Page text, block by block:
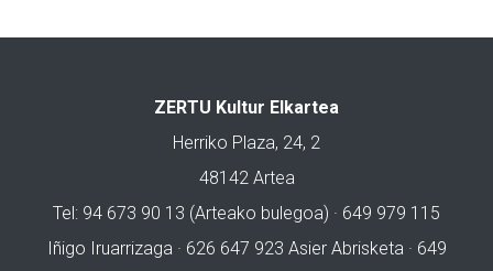
ZERTU Kultur Elkartea
Herriko Plaza, 24, 2
48142 Artea
Tel: 94 673 90 13 (Arteako bulegoa) · 649 979 115
Iñigo Iruarrizaga · 626 647 923 Asier Abrisketa · 649